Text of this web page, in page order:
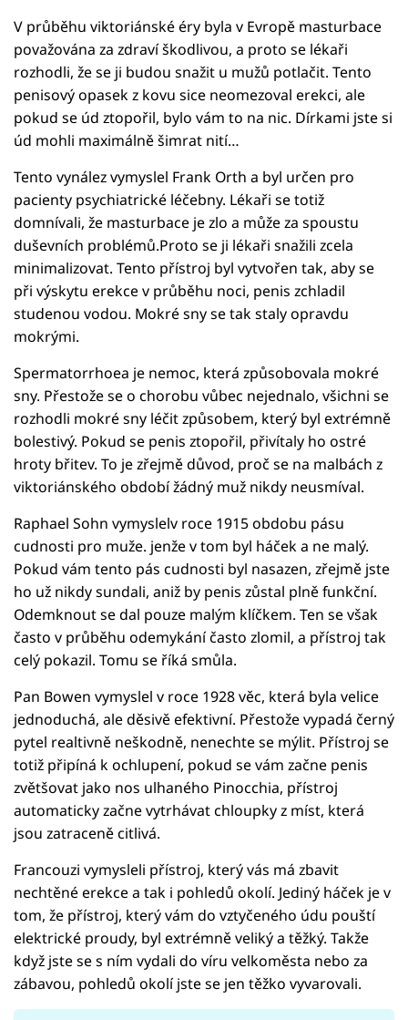
V průběhu viktoriánské éry byla v Evropě masturbace
považována za zdraví škodlivou, a proto se lékaři
rozhodli, že se ji budou snažit u mužů potlačit. Tento
penisový opasek z kovu sice neomezoval erekci, ale
pokud se úd ztopořil, bylo vám to na nic. Dírkami jste si
úd mohli maximálně šimrat nití…
Tento vynález vymyslel Frank Orth a byl určen pro
pacienty psychiatrické léčebny. Lékaři se totiž
domnívali, že masturbace je zlo a může za spoustu
duševních problémů.Proto se ji lékaři snažili zcela
minimalizovat. Tento přístroj byl vytvořen tak, aby se
při výskytu erekce v průběhu noci, penis zchladil
studenou vodou. Mokré sny se tak staly opravdu
mokrými.
Spermatorrhoea je nemoc, která způsobovala mokré
sny. Přestože se o chorobu vůbec nejednalo, všichni se
rozhodli mokré sny léčit způsobem, který byl extrémně
bolestivý. Pokud se penis ztopořil, přivítaly ho ostré
hroty břitev. To je zřejmě důvod, proč se na malbách z
viktoriánského období žádný muž nikdy neusmíval.
Raphael Sohn vymyslelv roce 1915 obdobu pásu
cudnosti pro muže. jenže v tom byl háček a ne malý.
Pokud vám tento pás cudnosti byl nasazen, zřejmě jste
ho už nikdy sundali, aniž by penis zůstal plně funkční.
Odemknout se dal pouze malým klíčkem. Ten se však
často v průběhu odemykání často zlomil, a přístroj tak
celý pokazil. Tomu se říká smůla.
Pan Bowen vymyslel v roce 1928 věc, která byla velice
jednoduchá, ale děsivě efektivní. Přestože vypadá černý
pytel realtivně neškodně, nenechte se mýlit. Přístroj se
totiž připíná k ochlupení, pokud se vám začne penis
zvětšovat jako nos ulhaného Pinocchia, přístroj
automaticky začne vytrhávat chloupky z míst, která
jsou zatraceně citlivá.
Francouzi vymysleli přístroj, který vás má zbavit
nechtěné erekce a tak i pohledů okolí. Jediný háček je v
tom, že přístroj, který vám do vztyčeného údu pouští
elektrické proudy, byl extrémně veliký a těžký. Takže
když jste se s ním vydali do víru velkoměsta nebo za
zábavou, pohledů okolí jste se jen těžko vyvarovali.